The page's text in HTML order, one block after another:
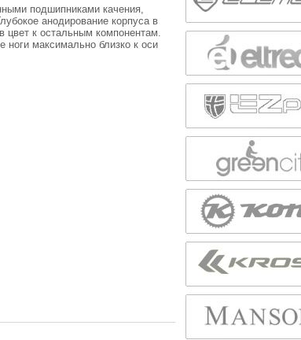
подшипниками качения,
анодирование корпуса в
цвет к остальным компонентам.
ноги максимально близко к оси